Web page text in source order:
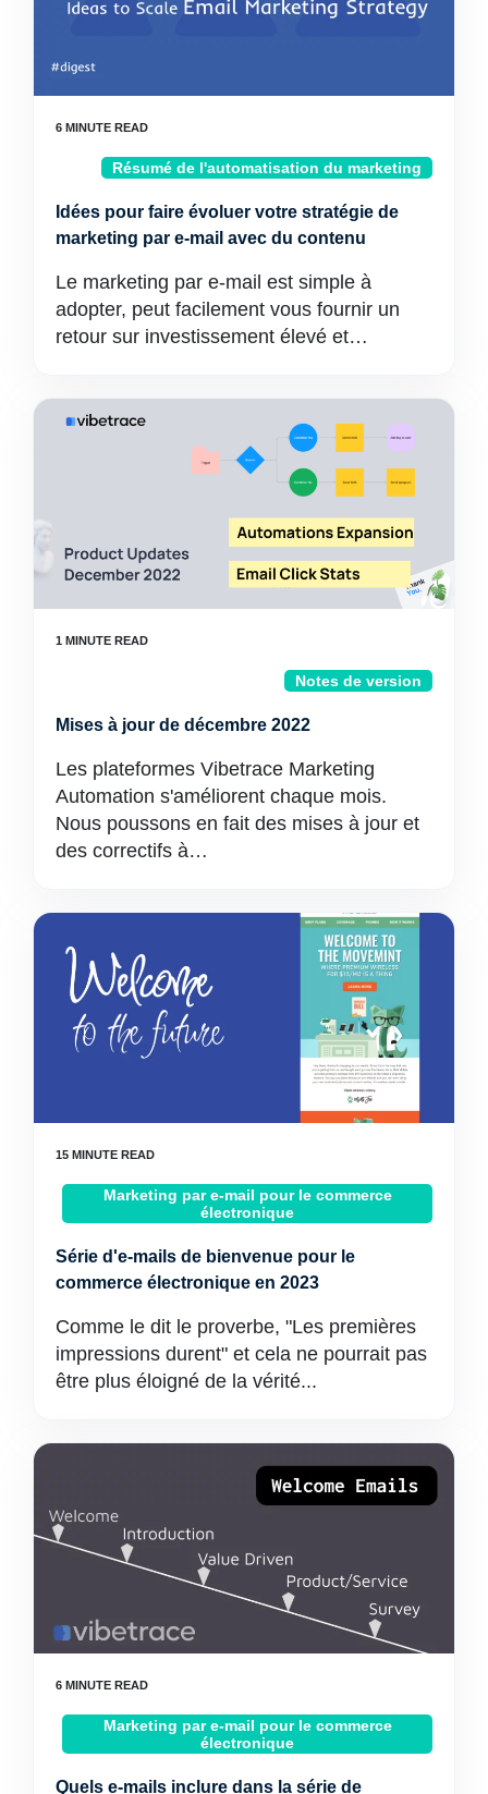
Résumé de l'automatisation du marketing
Idées pour faire évoluer votre stratégie de
marketing par e-mail avec du contenu
Le marketing par e-mail est simple à
adopter, peut facilement vous fournir un
retour sur investissement élevé et…
Notes de version
Mises à jour de décembre 2022
Les plateformes Vibetrace Marketing
Automation s'améliorent chaque mois.
Nous poussons en fait des mises à jour et
des correctifs à…
Marketing par e-mail pour le commerce
électronique
Série d'e-mails de bienvenue pour le
commerce électronique en 2023
Comme le dit le proverbe, "Les premières
impressions durent" et cela ne pourrait pas
être plus éloigné de la vérité...
Marketing par e-mail pour le commerce
électronique
Quels e-mails inclure dans la série de